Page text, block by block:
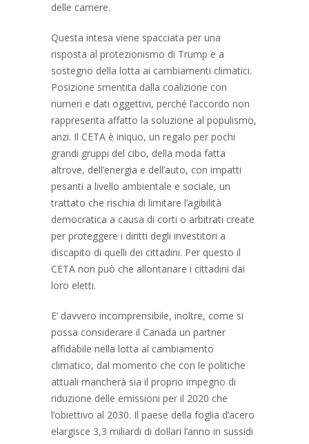
delle camere.
Questa intesa viene spacciata per una
risposta al protezionismo di Trump e a
sostegno della lotta ai cambiamenti climatici.
Posizione smentita dalla coalizione con
numeri e dati oggettivi, perché l’accordo non
rappresenta affatto la soluzione al populismo,
anzi. Il CETA è iniquo, un regalo per pochi
grandi gruppi del cibo, della moda fatta
altrove, dell’energia e dell’auto, con impatti
pesanti a livello ambientale e sociale, un
trattato che rischia di limitare l’agibilità
democratica a causa di corti o arbitrati create
per proteggere i diritti degli investitori a
discapito di quelli dei cittadini. Per questo il
CETA non può che allontanare i cittadini dai
loro eletti.
‎E’ davvero incomprensibile, inoltre, come si
possa considerare il Canada un partner
affidabile nella lotta al cambiamento
climatico, dal momento che con le politiche
attuali mancherà sia il proprio impegno di
riduzione delle emissioni per il 2020 che
l’obiettivo al 2030. Il paese della foglia d’acero
elargisce 3,3 miliardi di dollari l’anno in sussidi